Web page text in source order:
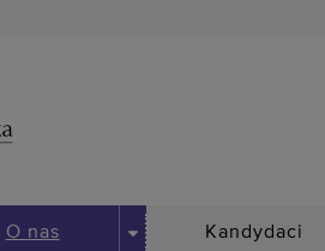
Filia
O nas
DROPDOWN
Kandydaci